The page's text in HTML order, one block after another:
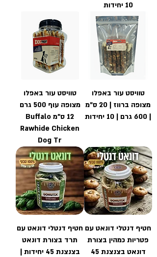
10 יחידות
טוויסט עור באפלו
מצופה ברווז | 20 ס"מ
| 600 גרם | 10 יחידות
טוויסט עור באפלו
מצופה עוף 500 גרם
12 ס"מ Buffalo
Rawhide Chicken
Dog Tr
חטיף דנטלי דונאט עם
פטריות כמהין בצורת
דונאט בצנצנת 45
חטיף דנטלי דונאט עם
תרד בצורת דונאט
בצנצנת 45 יחידות |